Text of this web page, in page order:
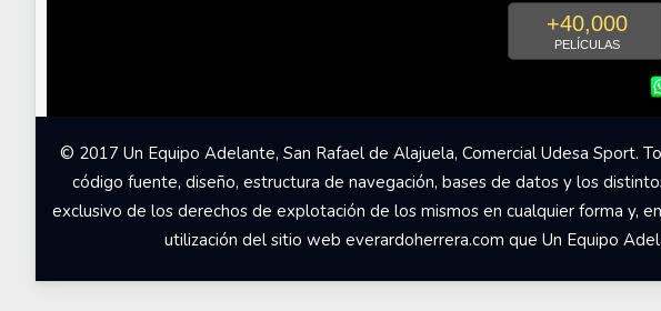
+40,000
PELÍCULAS
© 2017 Un Equipo Adelante, San Rafael de Alajuela, Comercial Udesa Sport.
código fuente, diseño, estructura de navegación, bases de datos y los
exclusivo de los derechos de explotación de los mismos en cualquier forma y,
utilización del sitio web everardoherrera.com que Un Equipo